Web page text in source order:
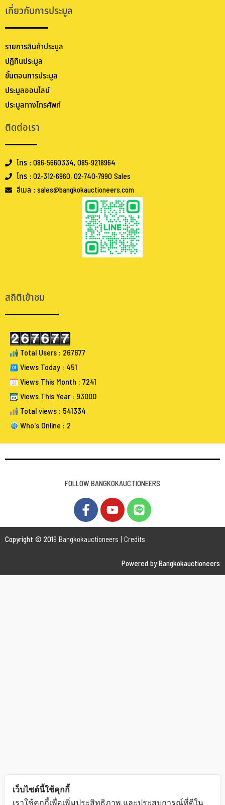
เกี่ยวกับการประมูล
รายการสินค้าประมูล
ปฏิทินประมูล
ขั้นตอนการประมูล
ประมูลออนไลน์
ประมูลทางโทรศัพท์
ติดต่อเรา
โทร : 086-5660334, 085-9218964
โทร : 02-312-6960, 02-740-7990 Sales
อีเมล : sales@bangkokauctioneers.com
สถิติเข้าชม
Total Users : 267677
Views Today : 451
Views This Month : 7241
Views This Year : 93000
Total views : 541334
Who's Online : 2
FOLLOW BANGKOKAUCTIONEERS
Copyright © 2019 Bangkokauctioneers | Credits
Powered by Bangkokauctioneers
เว็บไซต์นี้ใช้คุกกี้
เราใช้คุกกี้เพื่อเพิ่มประสิทธิภาพ และประสบการณ์ที่ดีใน